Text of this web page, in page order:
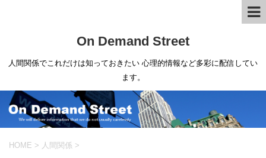
On Demand Street
人間関係でこれだけは知っておきたい 心理的情報など多彩に配信してい
ます。
HOME > 人間関係 >